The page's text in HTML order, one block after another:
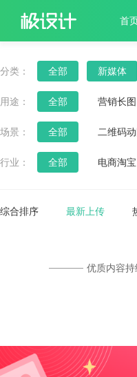
首
分类： 全部 新媒体
用途： 全部 营销长图
朋友圈封面
场景： 全部 二维码
行业： 全部 电商淘宝
综合排序
最新上传
优质内容